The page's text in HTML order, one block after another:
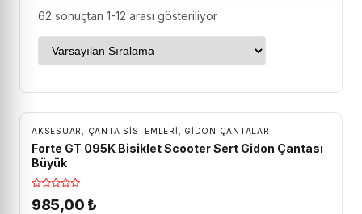
62 sonuçtan 1-12 arası gösteriliyor
AKSESUAR ÇANTA SISTEMLERI GIDON ÇANTALARI
Forte GT 095K Bisiklet Scooter Sert Gidon Çantası
Büyük
985,00 ₺